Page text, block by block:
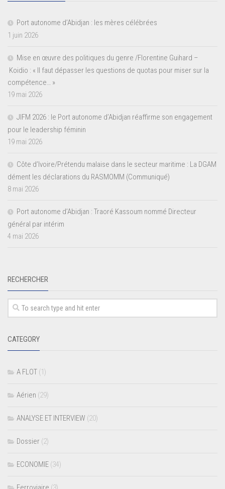
Port autonome d’Abidjan : les mères célébrées
1 juin 2026
Mise en œuvre des politiques du genre /Florentine Guihard –
Koidio : « Il faut dépasser les questions de quotas pour miser sur la
compétence… »
19 mai 2026
JIFM 2026 : le Port autonome d’Abidjan réaffirme son engagement
pour le leadership féminin
19 mai 2026
Côte d’Ivoire/Prétendu malaise dans le secteur maritime : La DGAM
dément les déclarations du RASMOMM (Communiqué)
8 mai 2026
Port autonome d’Abidjan : Traoré Kassoum nommé Directeur
général par intérim
4 mai 2026
RECHERCHER
CATEGORY
A FLOT (1)
Aérien (29)
ANALYSE ET INTERVIEW (20)
Dossier (2)
ECONOMIE (34)